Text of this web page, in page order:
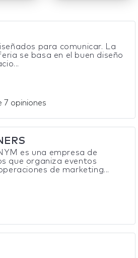
para comunicar. La
se basa en el buen diseño
7 opiniones
es una empresa de
que organiza eventos
de marketing...